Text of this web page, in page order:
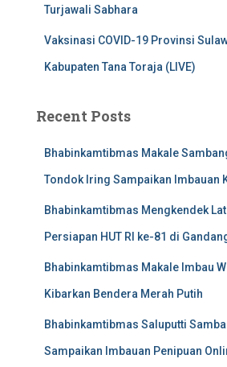
Turjawali Sabhara
Vaksinasi COVID-19 Provinsi
Kabupaten Tana Toraja (LIVE)
Recent Posts
Bhabinkamtibmas Makale
Tondok Iring Sampaikan Imbauan
Bhabinkamtibmas Mengkendek
Persiapan HUT RI ke-81 di
Bhabinkamtibmas Makale Imbau
Kibarkan Bendera Merah Putih
Bhabinkamtibmas Saluputti
Sampaikan Imbauan Penipuan